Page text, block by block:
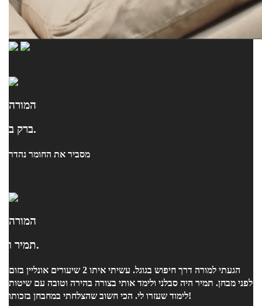
המורה
ברק ב.
מסביר את החומר נהדר
המורה
תמיר ו.
הגעתי למורה דרך חיפוש בגוגל. עשיתי איתו 2 שיעורים אונליין בזום
לפני מבחן. תמיר היה סבלני ולימד אותי בצורה בהירה וטובה עם שיטות
לימוד שעזרו לי. הכי חשוב שהצלחתי במחבחן בזכותו!